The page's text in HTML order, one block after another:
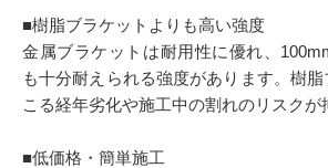
■樹脂ブラケットよりも高い強度
金属ブラケットは耐用性に優れ、
も十分耐えられる強度があります。樹
こる経年劣化や施工中の割れのリスクが
■低価格・簡単施工